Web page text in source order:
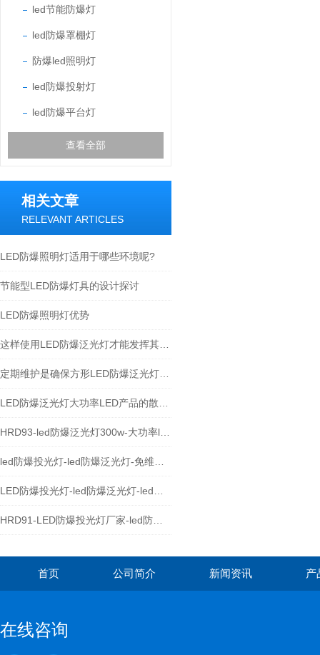
led节能防爆灯
led防爆罩棚灯
防爆led照明灯
led防爆投射灯
led防爆平台灯
查看全部
相关文章
RELEVANT ARTICLES
LED防爆照明灯适用于哪些环境呢?
节能型LED防爆灯具的设计探讨
LED防爆照明灯优势
首页 公司简介 新闻资讯 产
在线咨询